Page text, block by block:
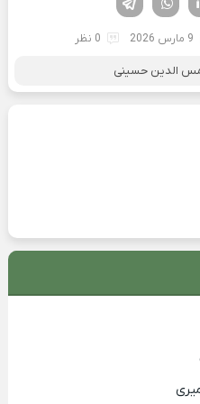
9 مارس 2026 0 نظر
الدین حسینی